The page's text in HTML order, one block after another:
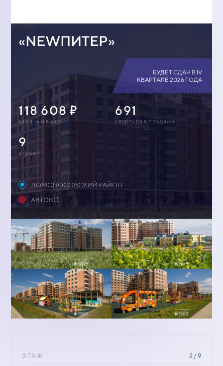
«NEWПИТЕР»
БУДЕТ СДАН В IV
КВАРТАЛЕ 2026 ГОДА
118 608
за кв. м и выше
691
квартирa в продаже
9
этажей
ЛОМОНОСОВСКИЙ РАЙОН
АВТОВО
ЭТАЖ 2 / 9